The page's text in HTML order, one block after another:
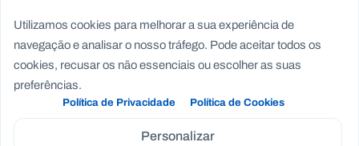
Utilizamos cookies para melhorar a sua experiência de
navegação e analisar o nosso tráfego. Pode aceitar todos os
cookies, recusar os não essenciais ou escolher as suas
preferências.
Política de Privacidade Política de Cookies
Personalizar